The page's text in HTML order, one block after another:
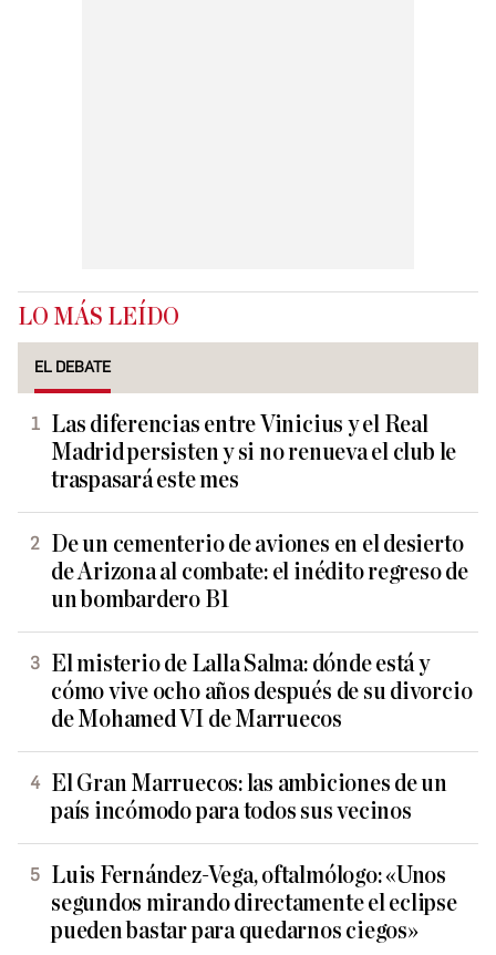
LO MÁS LEÍDO
EL DEBATE
Las diferencias entre Vinicius y el Real
Madrid persisten y si no renueva el club le
traspasará este mes
De un cementerio de aviones en el desierto
de Arizona al combate: el inédito regreso de
un bombardero B1
El misterio de Lalla Salma: dónde está y
cómo vive ocho años después de su divorcio
de Mohamed VI de Marruecos
El Gran Marruecos: las ambiciones de un
país incómodo para todos sus vecinos
Luis Fernández-Vega, oftalmólogo: «Unos
segundos mirando directamente el eclipse
pueden bastar para quedarnos ciegos»